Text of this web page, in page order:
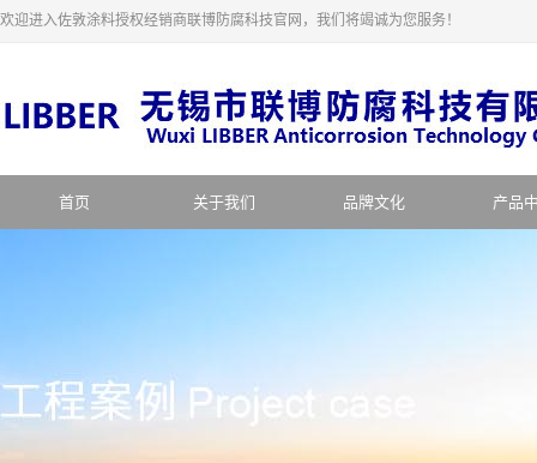
欢迎进入佐敦涂料授权经销商联博防腐科技官网，我们将竭诚为您服务！
首页 关于我们 品牌文化 产品